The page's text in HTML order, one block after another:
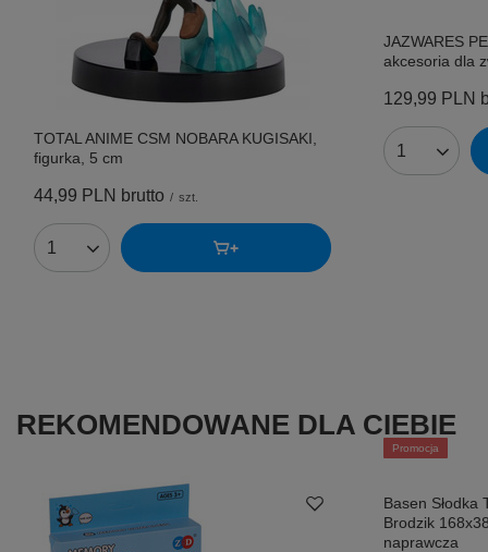
TOTAL ANIME CSM NOBARA KUGISAKI,
figurka, 5 cm
44,99 PLN brutto / szt.
Ilość produktów
JAZWARES
akcesoria dla
129,99 PLN
Ilość
REKOMENDOWANE DLA CIEBIE
Promocja
Basen Słodka
Brodzik
naprawcza